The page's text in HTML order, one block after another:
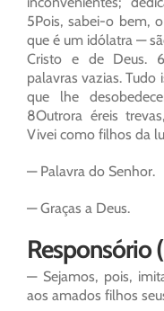
5Pois, sabei-o bem,
que é um idólatra —
Cristo e de Deus.
palavras vazias. Tudo
que lhe
8Outrora éreis
Vivei como filhos da
— Palavra do Senhor.
— Graças a Deus.
Responsório
— Sejamos, pois,
aos amados filhos